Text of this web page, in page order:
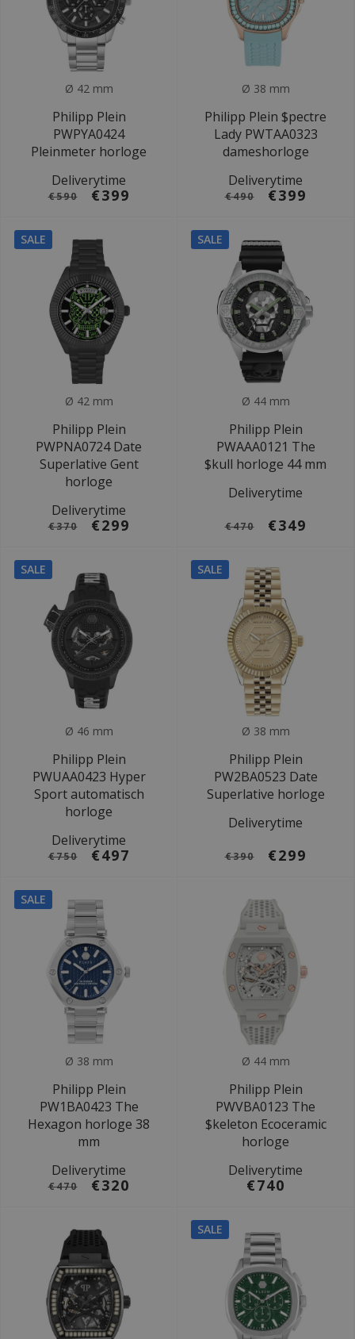
Ø 42 mm
Philipp Plein
PWPYA0424
Pleinmeter horloge
Deliverytime
€590 €399
Ø 38 mm
Philipp Plein $pectre
Lady PWTAA0323
dameshorloge
Deliverytime
€490 €399
SALE
Ø 42 mm
Philipp Plein
PWPNA0724 Date
Superlative Gent
horloge
Deliverytime
€370 €299
SALE
Ø 44 mm
Philipp Plein
PWAAA0121 The
$kull horloge 44 mm
Deliverytime
€470 €349
SALE
Ø 46 mm
Philipp Plein
PWUAA0423 Hyper
Sport automatisch
horloge
Deliverytime
€750 €497
SALE
Ø 38 mm
Philipp Plein
PW2BA0523 Date
Superlative horloge
Deliverytime
€390 €299
SALE
Ø 38 mm
Philipp Plein
PW1BA0423 The
Hexagon horloge 38
mm
Deliverytime
€470 €320
Ø 44 mm
Philipp Plein
PWVBA0123 The
$keleton Ecoceramic
horloge
Deliverytime
€740
SALE